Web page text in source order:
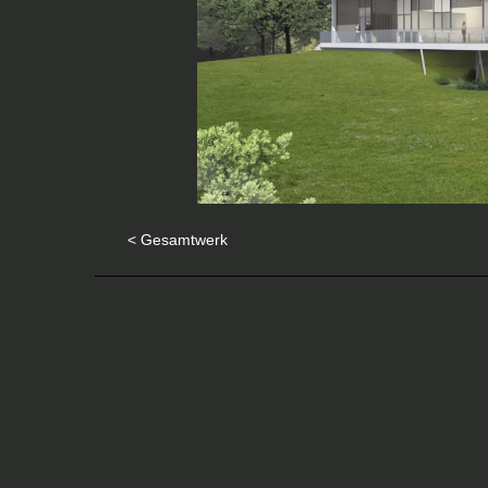
< Gesamtwerk